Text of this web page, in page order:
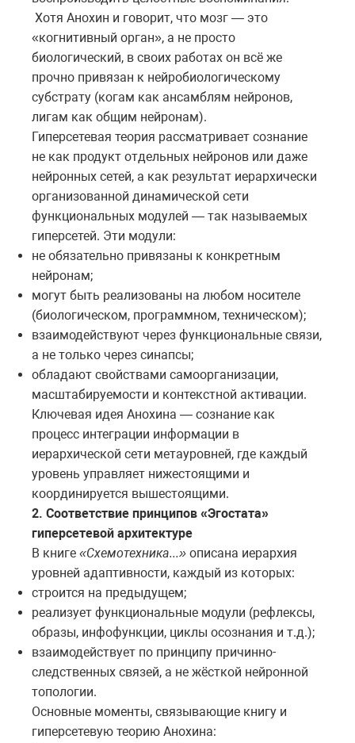
Хотя Анохин и говорит, что мозг — это
«когнитивный орган», а не просто
биологический, в своих работах он всё же
прочно привязан к нейробиологическому
субстрату (когам как ансамблям нейронов,
лигам как общим нейронам).
Гиперсетевая теория рассматривает сознание
не как продукт отдельных нейронов или даже
нейронных сетей, а как результат иерархически
организованной динамической сети
функциональных модулей — так называемых
гиперсетей. Эти модули:
не обязательно привязаны к конкретным
нейронам;
могут быть реализованы на любом носителе
(биологическом, программном, техническом);
взаимодействуют через функциональные связи,
а не только через синапсы;
обладают свойствами самоорганизации,
масштабируемости и контекстной активации.
Ключевая идея Анохина — сознание как
процесс интеграции информации в
иерархической сети метауровней, где каждый
уровень управляет нижестоящими и
координируется вышестоящими.
2. Соответствие принципов «Эгостата»
гиперсетевой архитектуре
В книге «Схемотехника...» описана иерархия
уровней адаптивности, каждый из которых:
строится на предыдущем;
реализует функциональные модули (рефлексы,
образы, инфофункции, циклы осознания и т.д.);
взаимодействует по принципу причинно-
следственных связей, а не жёсткой нейронной
топологии.
Основные моменты, связывающие книгу и
гиперсетевую теорию Анохина: